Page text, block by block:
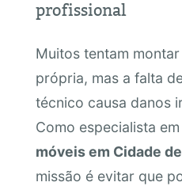
profissional
Muitos tentam
própria, mas a falta
técnico causa danos
Como especialista em
móveis em Cidade
missão é evitar que